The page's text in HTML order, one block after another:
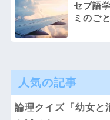
セブ語学留
ミのご
人気の記事
論理クイズ「幼女と